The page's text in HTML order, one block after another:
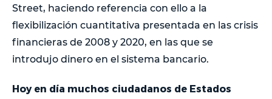
Street, haciendo referencia con ello a la
flexibilización cuantitativa presentada en las crisis
financieras de 2008 y 2020, en las que se
introdujo dinero en el sistema bancario.
Hoy en día muchos ciudadanos de Estados